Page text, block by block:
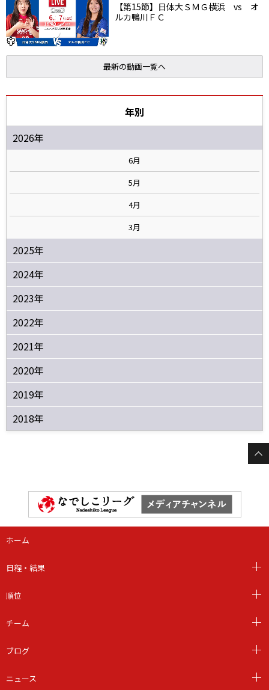
【第15節】日体大ＳＭＧ横浜 vs オ
ルカ鴨川ＦＣ
最新の動画一覧へ
年別
2026年
6月
5月
4月
3月
2025年
2024年
2023年
2022年
2021年
2020年
2019年
2018年
ホーム
日程・結果
順位
チーム
ブログ
ニュース